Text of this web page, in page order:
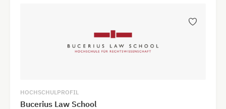
HOCHSCHULPROFIL
Bucerius Law School